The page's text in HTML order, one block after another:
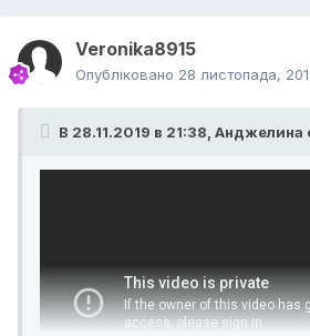
Veronika8915
Опубліковано 28 листопада,
В 28.11.2019 в 21:38, Анджелина